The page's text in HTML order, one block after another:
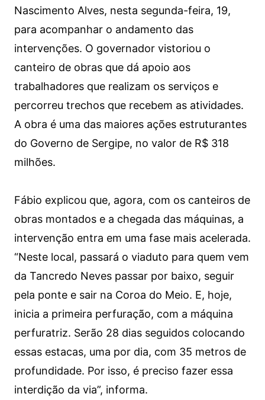
Nascimento Alves, nesta segunda-feira, 19,
para acompanhar o andamento das
intervenções. O governador vistoriou o
canteiro de obras que dá apoio aos
trabalhadores que realizam os serviços e
percorreu trechos que recebem as atividades.
A obra é uma das maiores ações estruturantes
do Governo de Sergipe, no valor de R$ 318
milhões.
Fábio explicou que, agora, com os canteiros de
obras montados e a chegada das máquinas, a
intervenção entra em uma fase mais acelerada.
“Neste local, passará o viaduto para quem vem
da Tancredo Neves passar por baixo, seguir
pela ponte e sair na Coroa do Meio. E, hoje,
inicia a primeira perfuração, com a máquina
perfuratriz. Serão 28 dias seguidos colocando
essas estacas, uma por dia, com 35 metros de
profundidade. Por isso, é preciso fazer essa
interdição da via”, informa.